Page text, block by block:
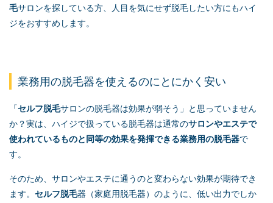
毛サロンを探している方、人目を気にせず脱毛したい方にもハイ
ジをおすすめします。
業務用の脱毛器を使えるのにとにかく安い
「セルフ脱毛サロンの脱毛器は効果が弱そう」と思っていません
か？実は、ハイジで扱っている脱毛器は通常のサロンやエステで
使われているものと同等の効果を発揮できる業務用の脱毛器で
す。
そのため、サロンやエステに通うのと変わらない効果が期待でき
ます。 セルフ脱毛器（家庭用脱毛器）のように、低い出力でしか